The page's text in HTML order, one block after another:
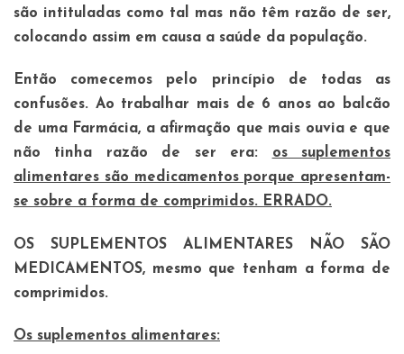
são intituladas como tal mas não têm razão de ser,
colocando assim em causa a saúde da população.
Então comecemos pelo princípio de todas as
confusões. Ao trabalhar mais de 6 anos ao balcão
de uma Farmácia, a afirmação que mais ouvia e que
não tinha razão de ser era: os suplementos
alimentares são medicamentos porque apresentam-
se sobre a forma de comprimidos. ERRADO.
OS SUPLEMENTOS ALIMENTARES NÃO SÃO
MEDICAMENTOS, mesmo que tenham a forma de
comprimidos.
Os suplementos alimentares: